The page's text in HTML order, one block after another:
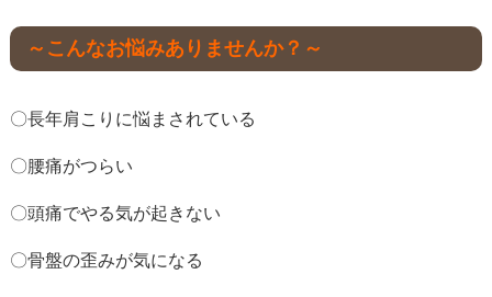
～こんなお悩みありませんか？～
〇長年肩こりに悩まされている
〇腰痛がつらい
〇頭痛でやる気が起きない
〇骨盤の歪みが気になる